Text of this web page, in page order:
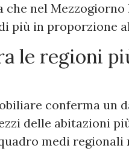
che nel
più in proporzione
le regioni
conferma un
delle abitazioni
medi regionali